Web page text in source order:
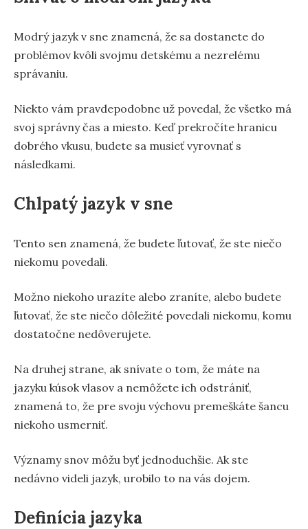
Modrý jazyk v sne znamená, že sa dostanete do
problémov kvôli svojmu detskému a nezrelému
správaniu.
Niekto vám pravdepodobne už povedal, že všetko má
svoj správny čas a miesto. Keď prekročíte hranicu
dobrého vkusu, budete sa musieť vyrovnať s
následkami.
Chlpatý jazyk v sne
Tento sen znamená, že budete ľutovať, že ste niečo
niekomu povedali.
Možno niekoho urazíte alebo zraníte, alebo budete
ľutovať, že ste niečo dôležité povedali niekomu, komu
dostatočne nedôverujete.
Na druhej strane, ak snívate o tom, že máte na
jazyku kúsok vlasov a nemôžete ich odstrániť,
znamená to, že pre svoju výchovu premeškáte šancu
niekoho usmerniť.
Významy snov môžu byť jednoduchšie. Ak ste
nedávno videli jazyk, urobilo to na vás dojem.
Definícia jazyka